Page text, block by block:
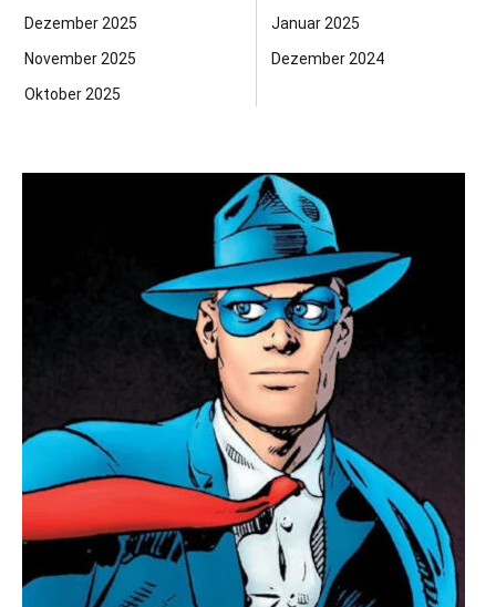
Dezember 2025
November 2025
Oktober 2025
Januar 2025
Dezember 2024